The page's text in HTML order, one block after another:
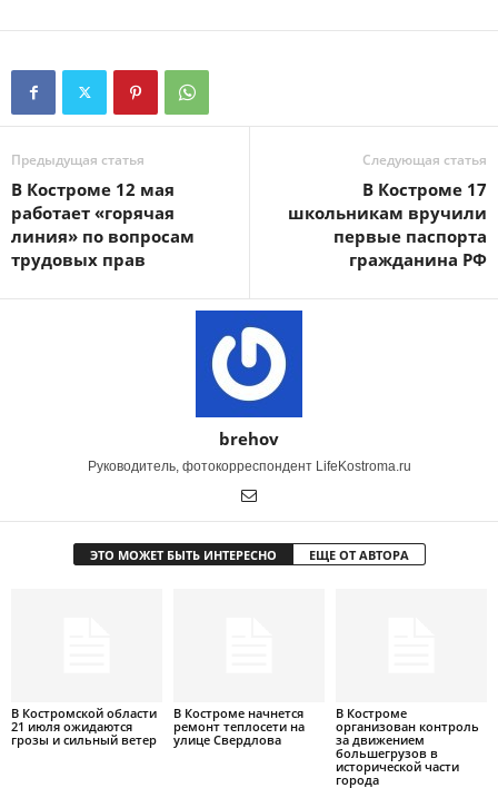
Предыдущая статья
В Костроме 12 мая
работает «горячая
линия» по вопросам
трудовых прав
Следующая статья
В Костроме 17
школьникам вручили
первые паспорта
гражданина РФ
brehov
Руководитель, фотокорреспондент LifeKostroma.ru
ЭТО МОЖЕТ БЫТЬ ИНТЕРЕСНО ЕЩЕ ОТ АВТОРА
В Костромской области
21 июля ожидаются
грозы и сильный ветер
В Костроме начнется
ремонт теплосети на
улице Свердлова
В Костроме
организован контроль
за движением
большегрузов в
исторической части
города